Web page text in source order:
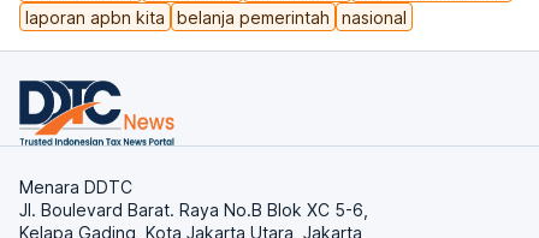
laporan apbn kita
belanja pemerintah nasional
Menara DDTC
Jl. Boulevard Barat. Raya No.B Blok XC 5-6,
Kelapa Gading, Kota Jakarta Utara, Jakarta